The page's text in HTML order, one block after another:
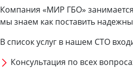
Компания «МИР ГБО» занимается
мы знаем как поставить
В список услуг в нашем СТО
Консультация по всех